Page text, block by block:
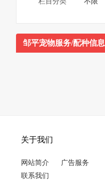
邹平宠物服务/配种信息
关于我们
网站简介
广告服务
联系我们